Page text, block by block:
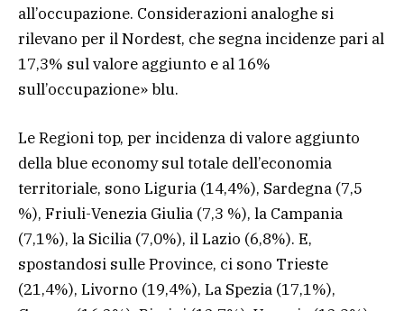
all’occupazione. Considerazioni analoghe si
rilevano per il Nordest, che segna incidenze pari al
17,3% sul valore aggiunto e al 16%
sull’occupazione» blu.
Le Regioni top, per incidenza di valore aggiunto
della blue economy sul totale dell’economia
territoriale, sono Liguria (14,4%), Sardegna (7,5
%), Friuli-Venezia Giulia (7,3 %), la Campania
(7,1%), la Sicilia (7,0%), il Lazio (6,8%). E,
spostandosi sulle Province, ci sono Trieste
(21,4%), Livorno (19,4%), La Spezia (17,1%),